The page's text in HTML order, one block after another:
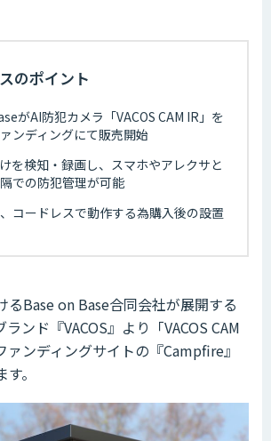
のポイント
がAI防犯カメラ「VACOS CAM IR」を
ンディングにて販売開始
を検知・録画し、スマホやアレクサと
での防犯管理が可能
コードレスで動作する為購入後の設置
るBase on Base合同会社が展開する
ンド『VACOS』より「VACOS CAM
ァンディングサイトの『Campfire』
。